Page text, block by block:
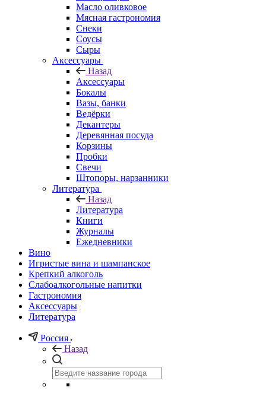
Масло оливковое
Мясная гастрономия
Снеки
Соусы
Сыры
Аксессуары
Назад
Аксессуары
Бокалы
Вазы, банки
Ведёрки
Декантеры
Деревянная посуда
Корзины
Пробки
Свечи
Штопоры, нарзанники
Литература
Назад
Литература
Книги
Журналы
Ежедневники
Вино
Игристые вина и шампанское
Крепкий алкоголь
Слабоалкогольные напитки
Гастрономия
Аксессуары
Литература
Россия
Назад